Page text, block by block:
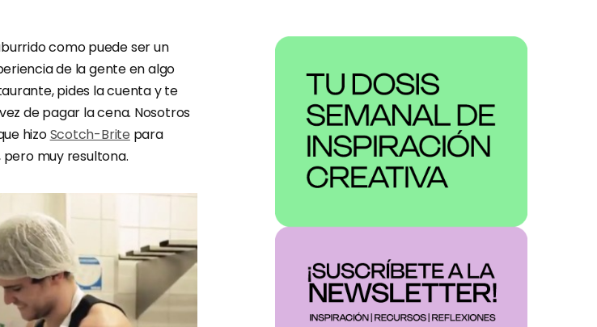
como puede ser un
de la gente en algo
pides la cuenta y te
de pagar la cena. Nosotros
hizoScotch-Brite para
pero muy resultona.